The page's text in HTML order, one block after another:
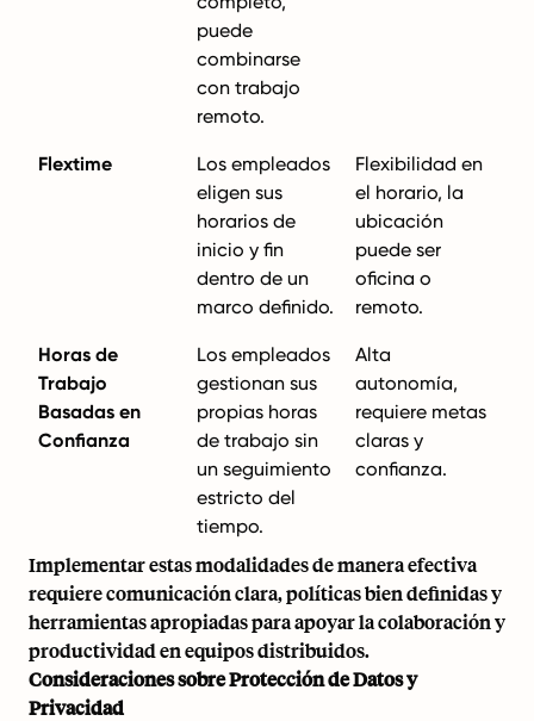
puede
combinarse
con trabajo
remoto.
Flextime
Los empleados
eligen sus
horarios de
inicio y fin
dentro de un
marco definido.
Flexibilidad en
el horario, la
ubicación
puede ser
oficina o
remoto.
Horas de
Trabajo
Basadas en
Confianza
Los empleados
gestionan sus
propias horas
de trabajo sin
un seguimiento
estricto del
tiempo.
Alta
autonomía,
requiere metas
claras y
confianza.
Implementar estas modalidades de manera efectiva
requiere comunicación clara, políticas bien definidas y
herramientas apropiadas para apoyar la colaboración y
productividad en equipos distribuidos.
Consideraciones sobre Protección de Datos y
Privacidad